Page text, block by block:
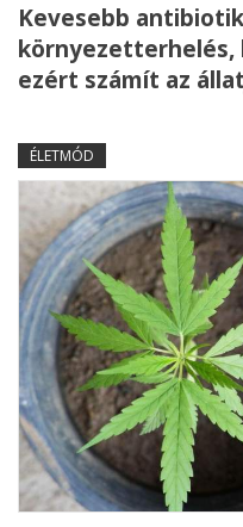
Kevesebb
környezetterhelés,
ezért számít az
ÉLETMÓD